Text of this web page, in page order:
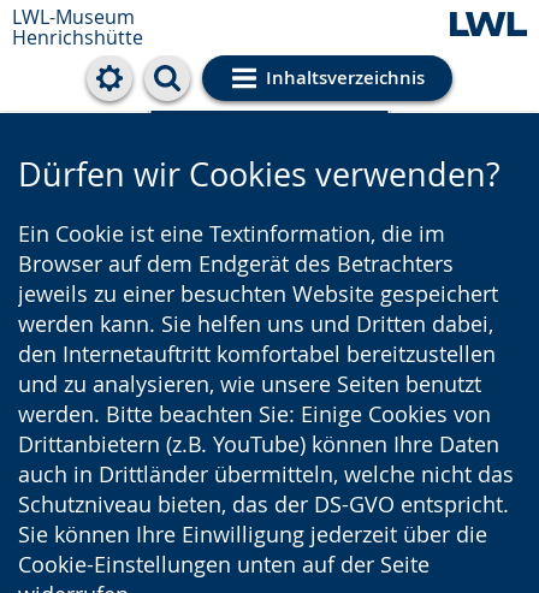
LWL-Museum
Henrichshütte
Inhaltsverzeichnis
Cookie-Einstellungen
Dürfen wir Cookies verwenden?
Ein Cookie ist eine Textinformation, die im
Browser auf dem Endgerät des Betrachters
jeweils zu einer besuchten Website gespeichert
werden kann. Sie helfen uns und Dritten dabei,
den Internetauftritt komfortabel bereitzustellen
und zu analysieren, wie unsere Seiten benutzt
werden. Bitte beachten Sie: Einige Cookies von
Drittanbietern (z.B. YouTube) können Ihre Daten
auch in Drittländer übermitteln, welche nicht das
Schutzniveau bieten, das der DS-GVO entspricht.
Sie können Ihre Einwilligung jederzeit über die
Cookie-Einstellungen unten auf der Seite